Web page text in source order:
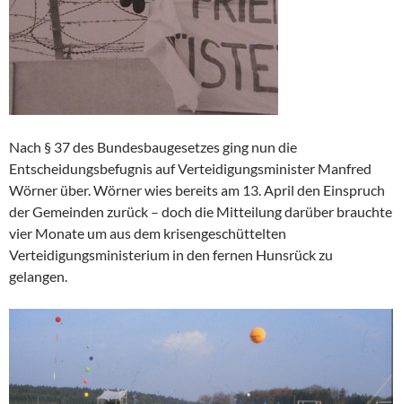
Nach § 37 des Bundesbaugesetzes ging nun die
Entscheidungsbefugnis auf Verteidigungsminister Manfred
Wörner über. Wörner wies bereits am 13. April den Einspruch
der Gemeinden zurück – doch die Mitteilung darüber brauchte
vier Monate um aus dem krisengeschüttelten
Verteidigungsministerium in den fernen Hunsrück zu
gelangen.